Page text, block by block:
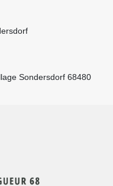
Sondersdorf 68480